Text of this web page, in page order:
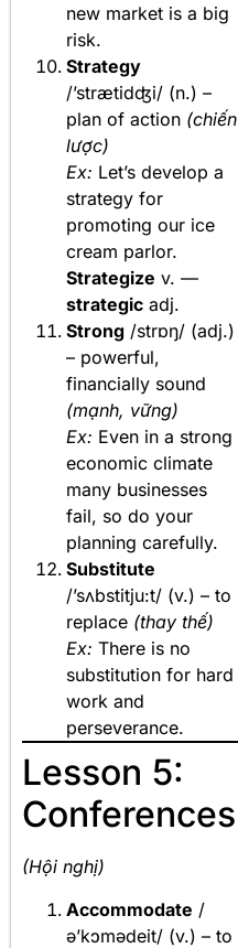
new market is a big
risk.
Strategy
/’strætidʤi/ (n.) –
plan of action (chiến
lược)
Ex: Let’s develop a
strategy for
promoting our ice
cream parlor.
Strategize v. —
strategic adj.
Strong /strɒŋ/ (adj.)
– powerful,
financially sound
(mạnh, vững)
Ex: Even in a strong
economic climate
many businesses
fail, so do your
planning carefully.
Substitute
/’sʌbstitju:t/ (v.) – to
replace (thay thế)
Ex: There is no
substitution for hard
work and
perseverance.
Lesson 5:
Conferences
(Hội nghị)
Accommodate /
ə’kɔmədeit/ (v.) – to